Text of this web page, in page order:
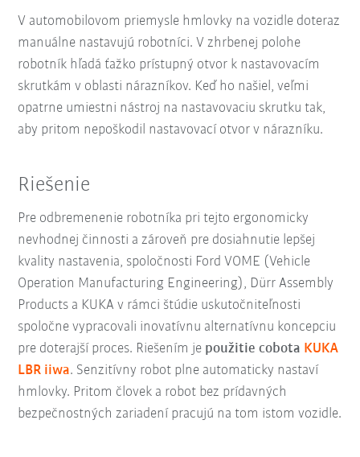
V automobilovom priemysle hmlovky na vozidle doteraz
manuálne nastavujú robotníci. V zhrbenej polohe
robotník hľadá ťažko prístupný otvor k nastavovacím
skrutkám v oblasti nárazníkov. Keď ho našiel, veľmi
opatrne umiestni nástroj na nastavovaciu skrutku tak,
aby pritom nepoškodil nastavovací otvor v nárazníku.
Riešenie
Pre odbremenenie robotníka pri tejto ergonomicky
nevhodnej činnosti a zároveň pre dosiahnutie lepšej
kvality nastavenia, spoločnosti Ford VOME (Vehicle
Operation Manufacturing Engineering), Dürr Assembly
Products a KUKA v rámci štúdie uskutočniteľnosti
spoločne vypracovali inovatívnu alternatívnu koncepciu
pre doterajší proces. Riešením je použitie cobota KUKA
LBR iiwa. Senzitívny robot plne automaticky nastaví
hmlovky. Pritom človek a robot bez prídavných
bezpečnostných zariadení pracujú na tom istom vozidle.